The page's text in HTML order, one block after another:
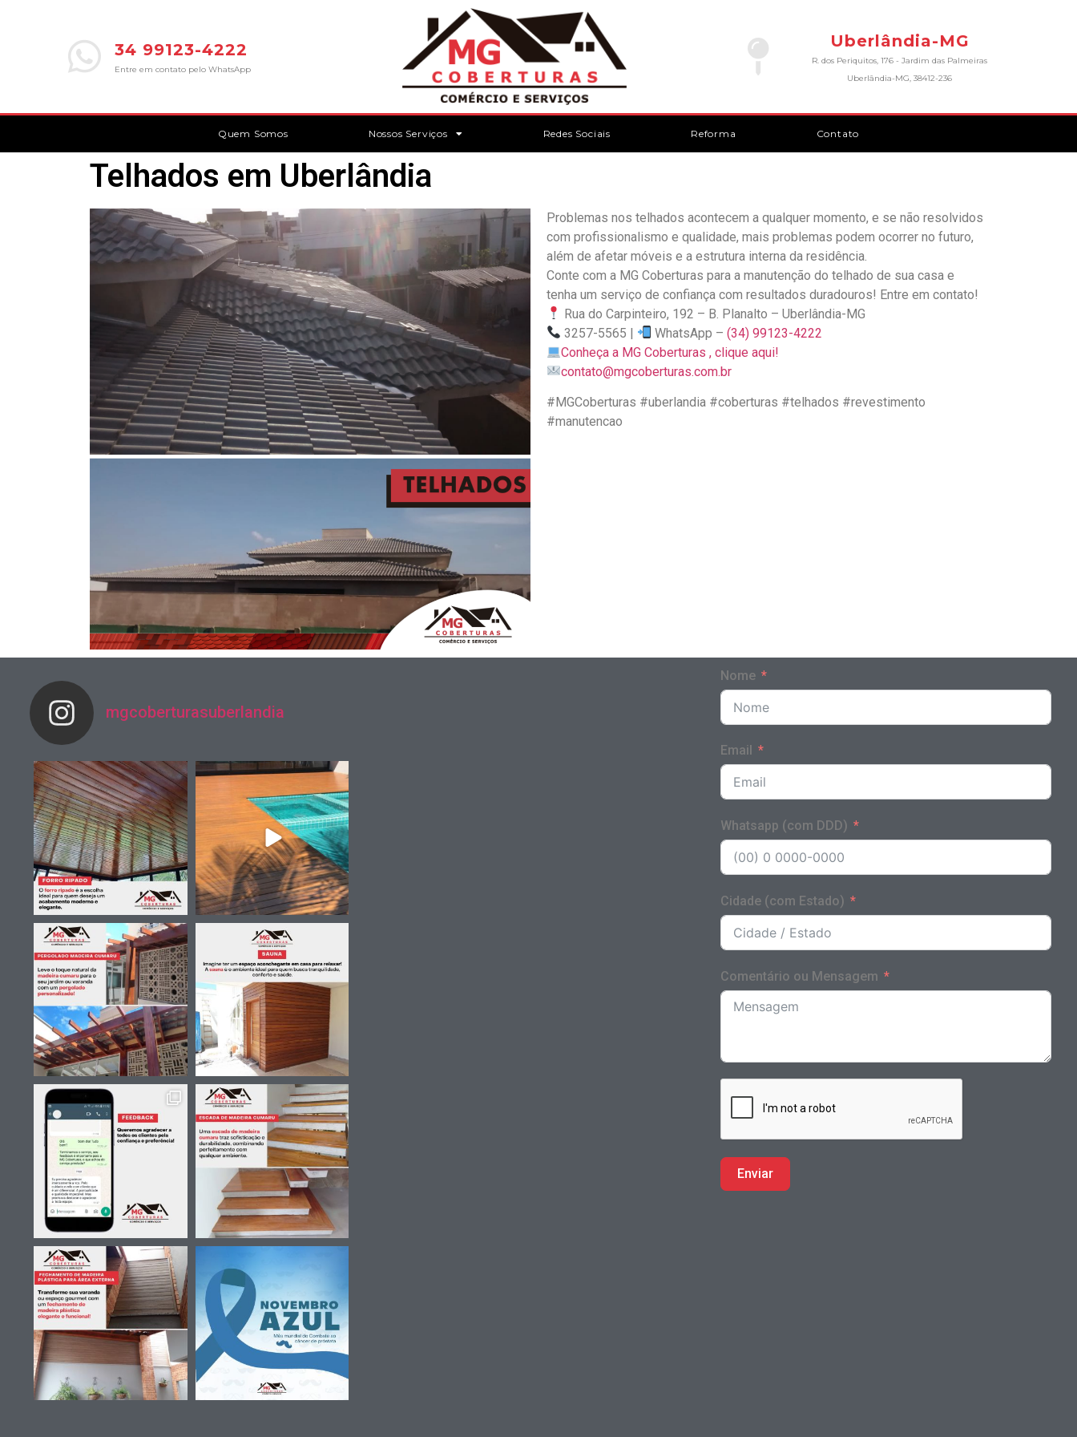
34 99123-4222
Entre em contato pelo WhatsApp
Uberlândia-MG
R. dos Periquitos, 176 - Jardim das Palmeiras
Uberlândia-MG, 38412-236
Quem Somos Nossos Serviços Redes Sociais Reforma Contato
Telhados em Uberlândia
Problemas nos telhados acontecem a qualquer momento, e se não resolvidos
com profissionalismo e qualidade, mais problemas podem ocorrer no futuro,
além de afetar móveis e a estrutura interna da residência.
Conte com a MG Coberturas para a manutenção do telhado de sua casa e
tenha um serviço de confiança com resultados duradouros! Entre em contato!
Rua do Carpinteiro, 192 – B. Planalto – Uberlândia-MG
3257-5565 |
WhatsApp –(34) 99123-4222
Conheça a MG Coberturas , clique aqui!
contato@mgcoberturas.com.br
#MGCoberturas #uberlandia #coberturas #telhados #revestimento
#manutencao
mgcoberturasuberlandia
Nome
Email
Whatsapp (com DDD)
Cidade (com Estado)
Comentário ou Mensagem
Enviar